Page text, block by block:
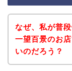
なぜ、私が普
一望百景のお
いのだろう？